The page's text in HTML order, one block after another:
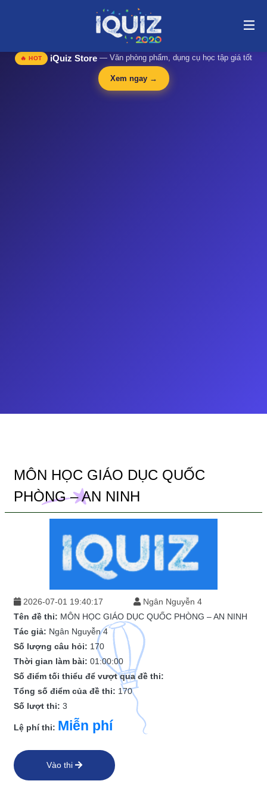
MÔN HỌC GIÁO DỤC QUỐC PHÒNG – AN NINH | i-quiz.vn@stop
🛍️
🔥 HOT iQuiz Store — Văn phòng phẩm, dụng cụ học tập giá tốt
Xem ngay →
MÔN HỌC GIÁO DỤC QUỐC
PHÒNG – AN NINH
2026-07-01 19:40:17
Ngân Nguyễn 4
Tên đề thi: MÔN HỌC GIÁO DỤC QUỐC PHÒNG – AN NINH
Tác giả: Ngân Nguyễn 4
Số lượng câu hỏi: 170
Thời gian làm bài: 01:00:00
Số điểm tối thiểu để vượt qua đề thi:
Tổng số điểm của đề thi: 170
Số lượt thi: 3
Lệ phí thi: Miễn phí
Vào thi